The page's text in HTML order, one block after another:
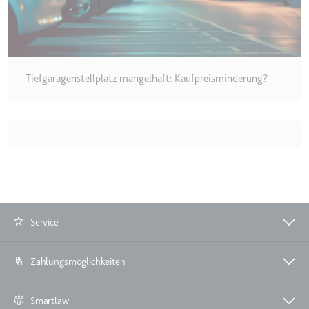
Zweck:
Wird verwendet, um die
Interaktion der Nutzer mit
eingebetteten Inhalten zu
Ablauf:
Beständig
Ablauf:
Beständig
Tiefgaragenstellplatz mangelhaft: Kaufpreisminderung?
Service
Zahlungsmöglichkeiten
Smartlaw